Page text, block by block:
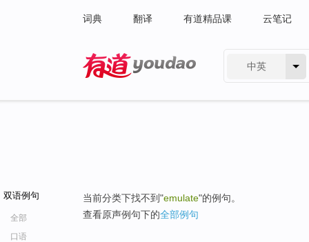
词典 翻译 有道精品课 云笔记
中英
双语例句
全部
口语
当前分类下找不到"emulate"的例句。
查看原声例句下的全部例句